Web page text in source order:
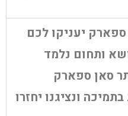
יעניקו לכם
ותחום נלמד
סאן ספארק
ונציגנו יחזרו